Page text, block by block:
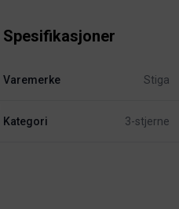
Spesifikasjoner
Varemerke Stiga
Kategori 3-stjerne